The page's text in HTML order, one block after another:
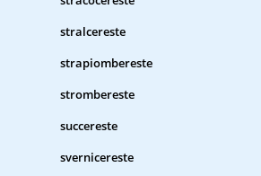
stralcereste
strapiombereste
strombereste
succereste
svernicereste